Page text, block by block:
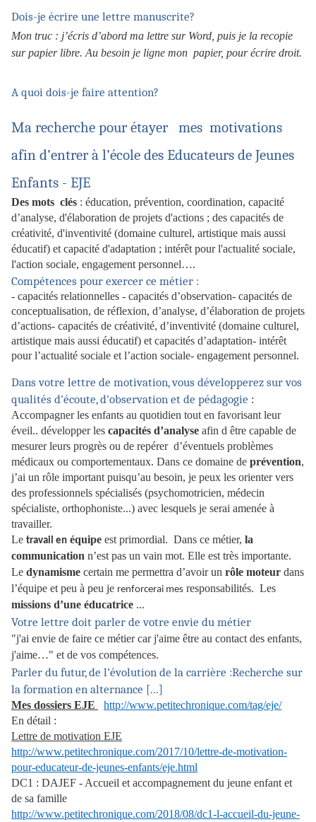
Dois-je écrire une lettre manuscrite?
Mon truc : j’écris d’abord ma lettre sur Word, puis je la recopie
sur papier libre. Au besoin je ligne mon papier, pour écrire droit.
A quoi dois-je faire attention?
Ma recherche pour étayer mes motivations
afin d’entrer à l’école des Educateurs de Jeunes
Enfants - EJE
Des mots clés : éducation, prévention, coordination, capacité
d’analyse, d'élaboration de projets d'actions ; des capacités de
créativité, d'inventivité (domaine culturel, artistique mais aussi
éducatif) et capacité d'adaptation ; intérêt pour l'actualité sociale,
l'action sociale, engagement personnel….
Compétences pour exercer ce métier :
- capacités relationnelles - capacités d’observation- capacités de
conceptualisation, de réflexion, d’analyse, d’élaboration de projets
d’actions- capacités de créativité, d’inventivité (domaine culturel,
artistique mais aussi éducatif) et capacités d’adaptation- intérêt
pour l’actualité sociale et l’action sociale- engagement personnel.
Dans votre lettre de motivation, vous développerez sur vos
qualités d'écoute, d'observation et de pédagogie :
Accompagner les enfants au quotidien tout en favorisant leur
éveil.. développer les capacités d’analyse afin d être capable de
mesurer leurs progrès ou de repérer d’éventuels problèmes
médicaux ou comportementaux. Dans ce domaine de prévention,
j’ai un rôle important puisqu’au besoin, je peux les orienter vers
des professionnels spécialisés (psychomotricien, médecin
spécialiste, orthophoniste...) avec lesquels je serai amenée à
travailler.
Le travail en équipe est primordial. Dans ce métier, la
communication n’est pas un vain mot. Elle est très importante.
Le dynamisme certain me permettra d’avoir un rôle moteur dans
l’équipe et peu à peu je renforcerai mes responsabilités. Les
missions d’une éducatrice ...
Votre lettre doit parler de votre envie du métier
"j'ai envie de faire ce métier car j'aime être au contact des enfants,
j'aime…" et de vos compétences.
Parler du futur, de l’évolution de la carrière :Recherche sur
la formation en alternance [...]
Mes dossiers EJE
http://www.petitechronique.com/tag/eje/
En détail :
Lettre de motivation EJE
http://www.petitechronique.com/2017/10/lettre-de-motivation-
pour-educateur-de-jeunes-enfants/eje.html
DC1 : DAJEF - Accueil et accompagnement du jeune enfant et
de sa famille
http://www.petitechronique.com/2018/08/dc1-l-accueil-du-jeune-